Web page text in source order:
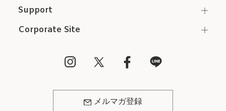
Support
Corporate Site
メルマガ登録